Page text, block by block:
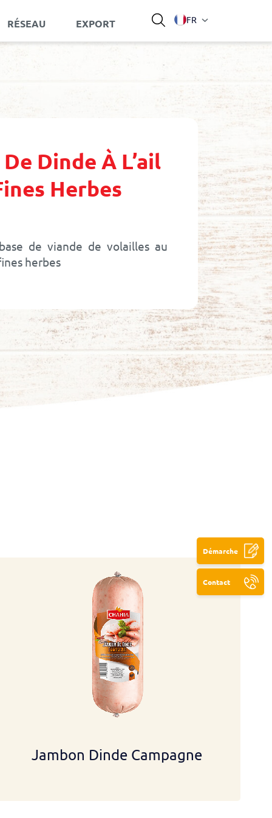
RÉSEAU EXPORT Langue
FR
Démarche
Contact
Dinde À L’ail
Herbes
de viande de volailles au
herbes
Jambon Dinde Campagne